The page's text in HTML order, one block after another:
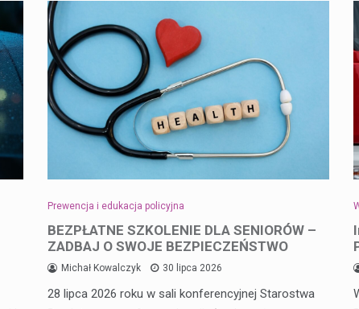
Prewencja i edukacja policyjna
BEZPŁATNE SZKOLENIE DLA SENIORÓW –
ZADBAJ O SWOJE BEZPIECZEŃSTWO
Michał Kowalczyk 30 lipca 2026
28 lipca 2026 roku w sali konferencyjnej Starostwa